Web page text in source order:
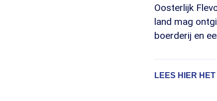
Oosterlijk
land mag
boerderij en
LEES HIER